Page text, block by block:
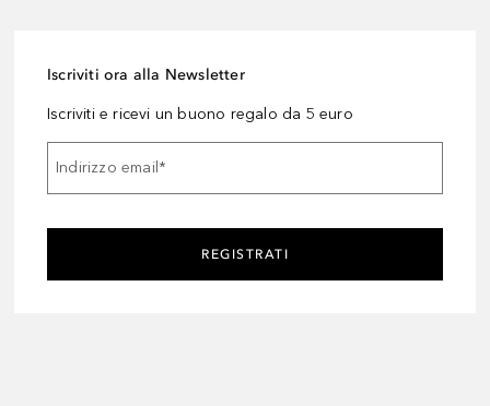
Iscriviti ora alla Newsletter
Iscriviti e ricevi un buono regalo da 5 euro
Indirizzo email*
REGISTRATI